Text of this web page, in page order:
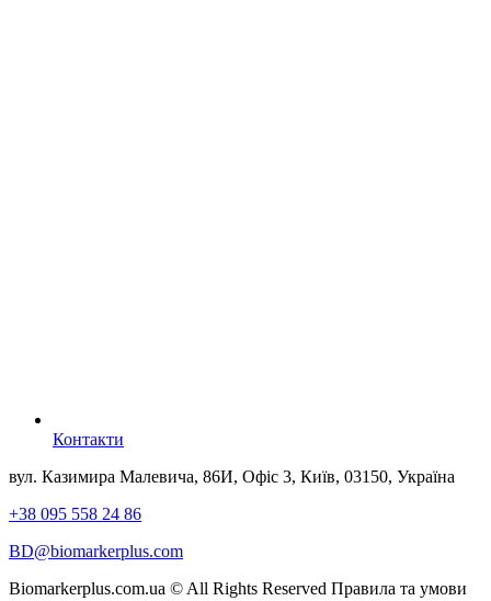
Контакти
вул. Казимира Малевича, 86И, Офіс 3, Київ, 03150, Україна
+38 095 558 24 86
BD@biomarkerplus.com
Biomarkerplus.com.ua © All Rights Reserved Правила та умови